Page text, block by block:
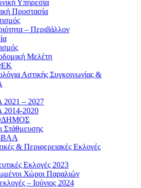
Υπηρεσία
Προστασία
– Περιβάλλον
Μελέτη
Αστικής Συγκοινωνίας &
– 2027
2020
Στάθμευσης
& Περιφερειακές Εκλογές
Εκλογές 2023
Χώροι Παραλιών
– Ιούνιος 2024